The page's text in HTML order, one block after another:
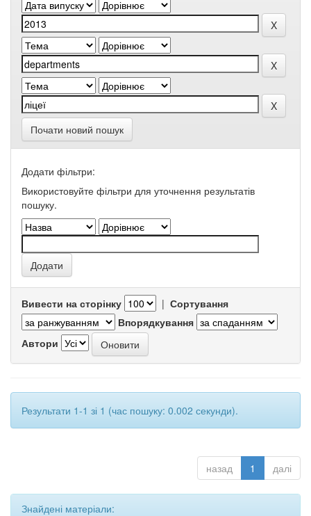
Почати новий пошук
Додати фільтри:
Використовуйте фільтри для уточнення результатів
пошуку.
Вивести на сторінку | Сортування
Впорядкування
Автори
Результати 1-1 зі 1 (час пошуку: 0.002 секунди).
назад 1 далі
Знайдені матеріали: